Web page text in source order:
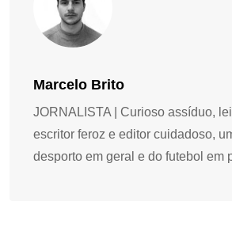
Marcelo Brito
JORNALISTA | Curioso assíduo,
escritor feroz e editor cuidadoso,
desporto em geral e do futebol em